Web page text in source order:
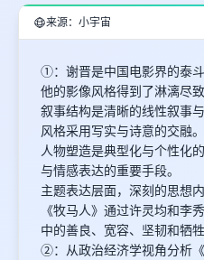
来源：小宇宙
①：谢晋是中国电影界的泰
他的影像风格得到了淋漓尽致
叙事结构是清晰的线性叙事
风格采用写实与诗意的交融。
人物塑造是典型化与个性化
与情感表达的重要手段。
主题表达层面，深刻的思想
《牧马人》通过许灵均和李
中的善良、宽容、坚韧和牺牲
②：从政治经济学视角分析